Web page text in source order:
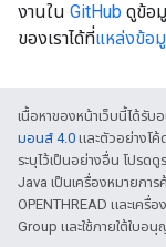
งานใน GitHub ดูข้อ
ของเราได้ที่แหล่งข้อ
เนื้อหาของหน้าเว็บนี้ได้รับ
มอนส์ 4.0 และตัวอย่างโ
ระบุไว้เป็นอย่างอื่น โปรดดู
Java เป็นเครื่องหมายกา
OPENTHREAD และเครื่
Group และใช้ภายใต้ใบอนุ